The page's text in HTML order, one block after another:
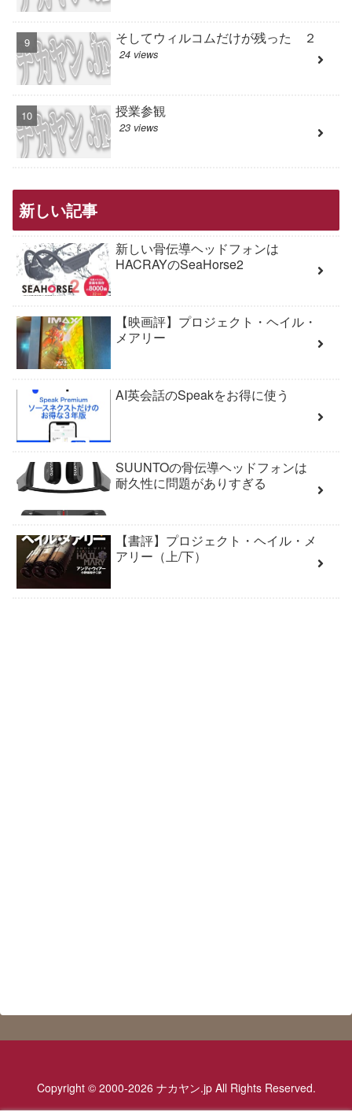
そしてウィルコムだけが残った ２
24 views
授業参観
23 views
新しい記事
新しい骨伝導ヘッドフォンは
HACRAYのSeaHorse2
【映画評】プロジェクト・ヘイル・
メアリー
AI英会話のSpeakをお得に使う
SUUNTOの骨伝導ヘッドフォンは
耐久性に問題がありすぎる
【書評】プロジェクト・ヘイル・メ
アリー（上/下）
Copyright © 2000-2026 ナカヤン.jp All Rights Reserved.